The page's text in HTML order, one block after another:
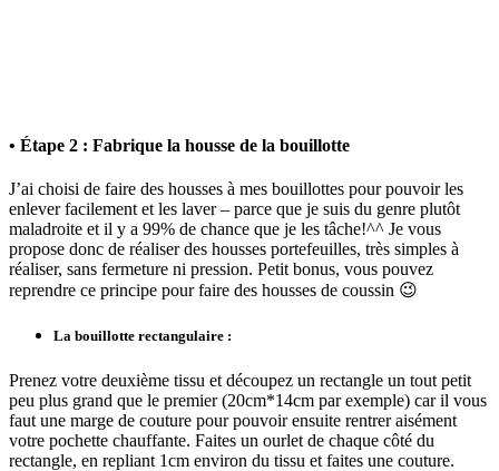
• Étape 2 : Fabrique la housse de la bouillotte
J’ai choisi de faire des housses à mes bouillottes pour pouvoir les
enlever facilement et les laver – parce que je suis du genre plutôt
maladroite et il y a 99% de chance que je les tâche!^^ Je vous
propose donc de réaliser des housses portefeuilles, très simples à
réaliser, sans fermeture ni pression. Petit bonus, vous pouvez
reprendre ce principe pour faire des housses de coussin 😉
La bouillotte rectangulaire :
Prenez votre deuxième tissu et découpez un rectangle un tout petit
peu plus grand que le premier (20cm*14cm par exemple) car il vous
faut une marge de couture pour pouvoir ensuite rentrer aisément
votre pochette chauffante. Faites un ourlet de chaque côté du
rectangle, en repliant 1cm environ du tissu et faites une couture.